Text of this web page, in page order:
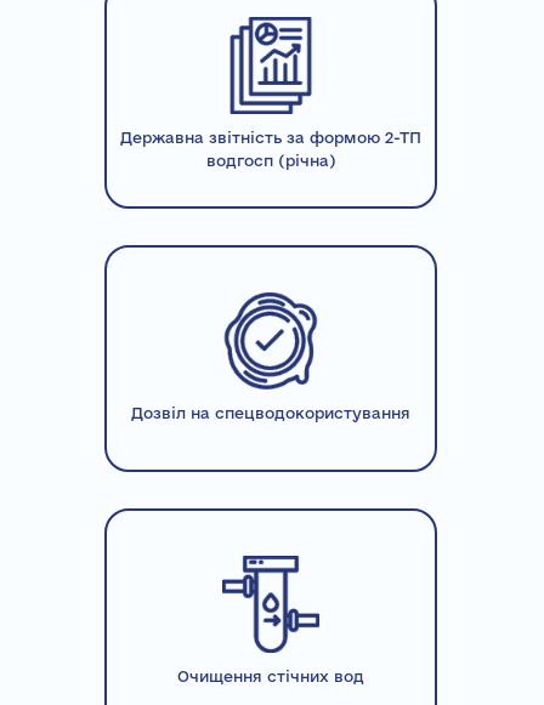
Державна звітність за формою 2-ТП
водгосп (річна)
Дозвіл на спецводокористування
Очищення стічних вод